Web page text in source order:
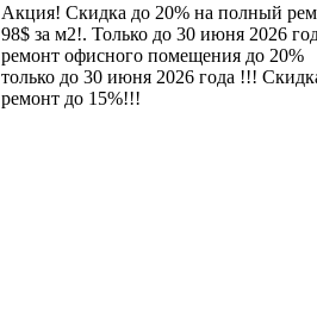
Акция! Скидка до 20% на полный
98$ за м2!. Только до 30 июня 2026
ремонт офисного помещения до 20%
только до 30 июня 2026 года !!!
ремонт до 15%!!!